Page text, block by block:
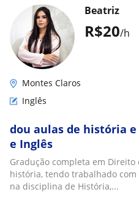
R$20/h
Beatriz
Montes Claros
Inglês
dou aulas de história
e Inglês
Gradução completa em
história, tendo trabalhado com
na disciplina de História,...